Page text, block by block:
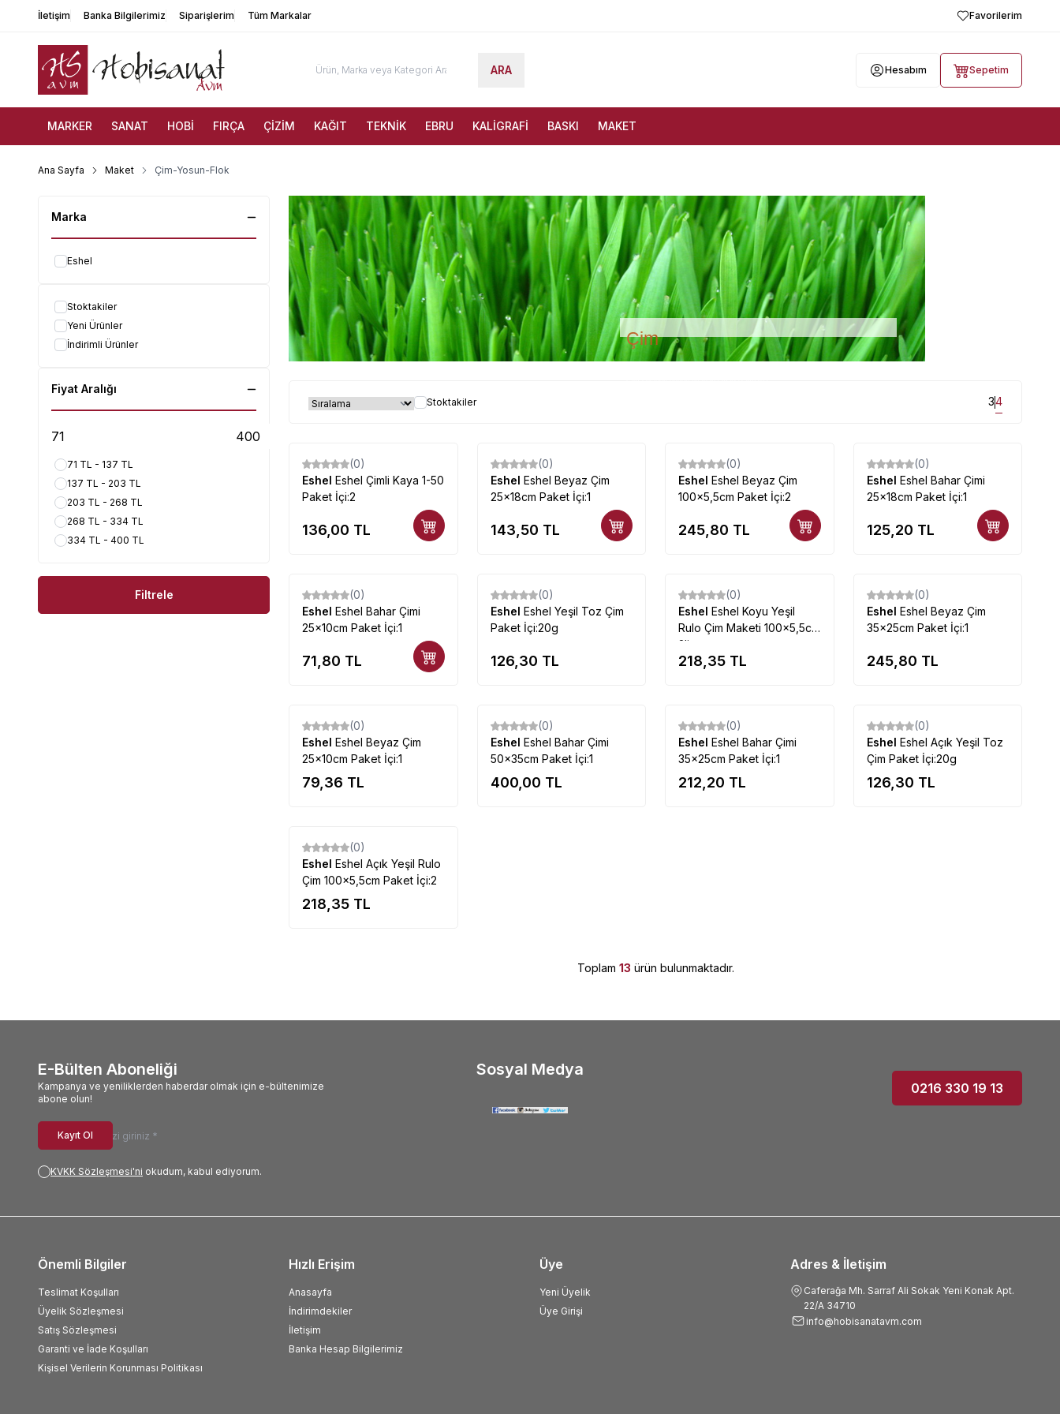
İletişim Banka Bilgilerimiz Siparişlerim Tüm Markalar Favorilerim
ARA Hesabım Sepetim
MARKER SANAT HOBİ FIRÇA ÇİZİM KAĞIT TEKNİK EBRU KALİGRAFİ BASKI MAKET
Ana Sayfa Maket Çim-Yosun-Flok
Marka
Eshel
Stoktakiler
Yeni Ürünler
İndirimli Ürünler
Fiyat Aralığı
71 TL - 137 TL
137 TL - 203 TL
203 TL - 268 TL
268 TL - 334 TL
334 TL - 400 TL
Filtrele
Çim
Stoktakiler 34
(0)
Eshel Eshel Çimli Kaya 1-50
Paket İçi:2
136,00 TL
(0)
Eshel Eshel Beyaz Çim
25×18cm Paket İçi:1
143,50 TL
(0)
Eshel Eshel Beyaz Çim
100×5,5cm Paket İçi:2
245,80 TL
(0)
Eshel Eshel Bahar Çimi
25x18cm Paket İçi:1
125,20 TL
(0)
Eshel Eshel Bahar Çimi
25x10cm Paket İçi:1
71,80 TL
(0)
Eshel Eshel Yeşil Toz Çim
Paket İçi:20g
126,30 TL
(0)
Eshel Eshel Koyu Yeşil
Rulo Çim Maketi 100×5,5cm
2li
218,35 TL
(0)
Eshel Eshel Beyaz Çim
35×25cm Paket İçi:1
245,80 TL
(0)
Eshel Eshel Beyaz Çim
25×10cm Paket İçi:1
79,36 TL
(0)
Eshel Eshel Bahar Çimi
50x35cm Paket İçi:1
400,00 TL
(0)
Eshel Eshel Bahar Çimi
35x25cm Paket İçi:1
212,20 TL
(0)
Eshel Eshel Açık Yeşil Toz
Çim Paket İçi:20g
126,30 TL
(0)
Eshel Eshel Açık Yeşil Rulo
Çim 100×5,5cm Paket İçi:2
218,35 TL
Toplam 13 ürün bulunmaktadır.
E-Bülten Aboneliği
Kampanya ve yeniliklerden haberdar olmak için e-bültenimize
abone olun!
Kayıt Ol
KVKK Sözleşmesi'ni okudum, kabul ediyorum.
Sosyal Medya
0216 330 19 13
Adres & İletişim
Caferağa Mh. Sarraf Ali Sokak Yeni Konak Apt.
22/A 34710
info@hobisanatavm.com
Önemli Bilgiler
Teslimat Koşulları
Üyelik Sözleşmesi
Satış Sözleşmesi
Garanti ve İade Koşulları
Kişisel Verilerin Korunması Politikası
Hızlı Erişim
Anasayfa
İndirimdekiler
İletişim
Banka Hesap Bilgilerimiz
Üye
Yeni Üyelik
Üye Girişi